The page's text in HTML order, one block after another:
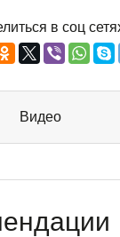
в соц
Видео